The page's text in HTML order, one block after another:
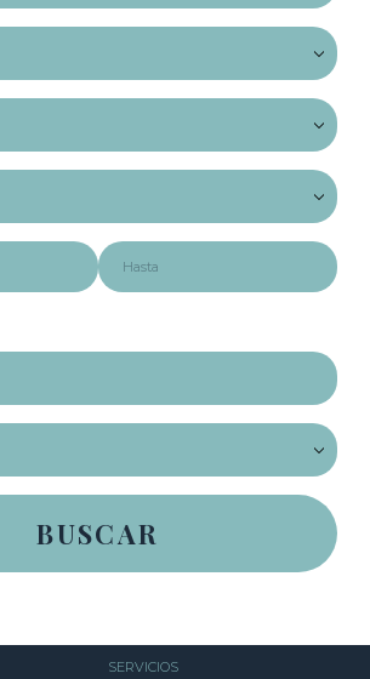
SERVICIOS